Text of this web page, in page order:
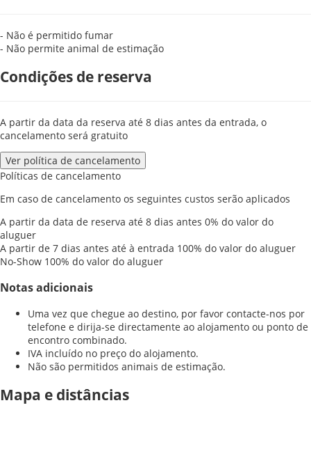
- Não é permitido fumar
- Não permite animal de estimação
Condições de reserva
A partir da data da reserva até 8 dias antes da entrada, o
cancelamento será gratuito
Ver política de cancelamento
Políticas de cancelamento
Em caso de cancelamento os seguintes custos serão aplicados
A partir da data de reserva até 8 dias antes 0% do valor do
aluguer
A partir de 7 dias antes até à entrada 100% do valor do aluguer
No-Show 100% do valor do aluguer
Notas adicionais
Uma vez que chegue ao destino, por favor contacte-nos por
telefone e dirija-se directamente ao alojamento ou ponto de
encontro combinado.
IVA incluído no preço do alojamento.
Não são permitidos animais de estimação.
Mapa e distâncias